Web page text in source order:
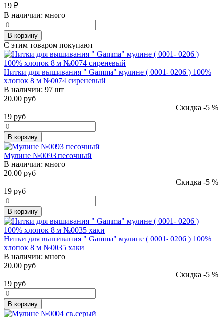
19 ₽
В наличии: много
В корзину
С этим товаром покупают
Нитки для вышивания " Gamma" мулине ( 0001- 0206 ) 100%
хлопок 8 м №0074 сиреневый
В наличии: 97 шт
20.00 руб
Скидка -5 %
19 руб
В корзину
Мулине №0093 песочный
В наличии: много
20.00 руб
Скидка -5 %
19 руб
В корзину
Нитки для вышивания " Gamma" мулине ( 0001- 0206 ) 100%
хлопок 8 м №0035 хаки
В наличии: много
20.00 руб
Скидка -5 %
19 руб
В корзину